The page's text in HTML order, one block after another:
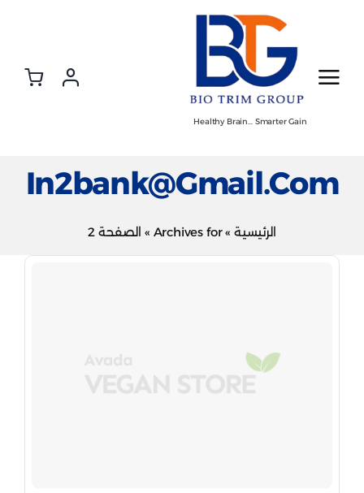
Healthy Brain… Smarter Gain
In2bank@gmail.com
الرئيسية »
Archives for
» الصفحة 2